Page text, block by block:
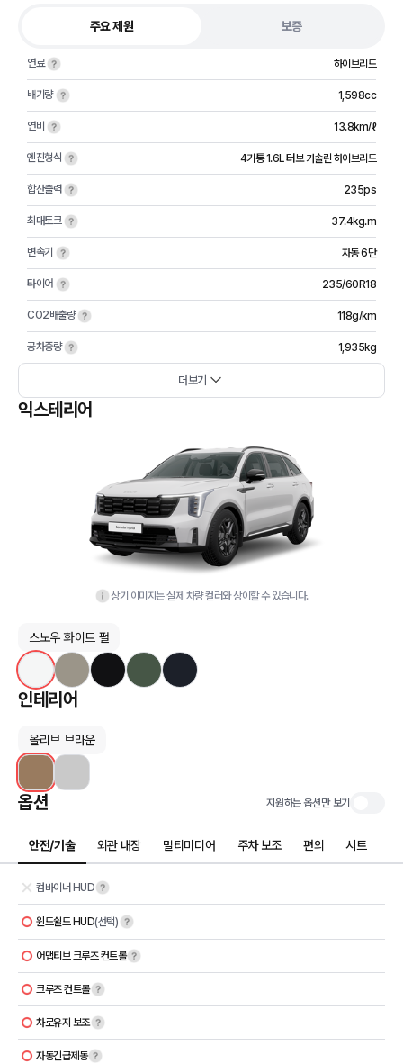
주요 제원 보증
연료 하이브리드
배기량 1,598cc
연비 13.8km/ℓ
엔진형식 4기통 1.6L 터보 가솔린 하이브리드
합산출력 235ps
최대토크 37.4kg.m
변속기 자동 6단
타이어 235/60R18
CO2배출량 118g/km
공차중량 1,935kg
더보기
익스테리어
상기 이미지는 실제 차량 컬러와 상이할 수 있습니다.
스노우 화이트 펄
인테리어
올리브 브라운
옵션 지원하는 옵션만 보기
안전/기술 외관 내장 멀티미디어 주차 보조 편의 시트
컴바이너 HUD
윈드쉴드 HUD(선택)
어댑티브 크루즈 컨트롤
크루즈 컨트롤
차로유지 보조
자동긴급제동